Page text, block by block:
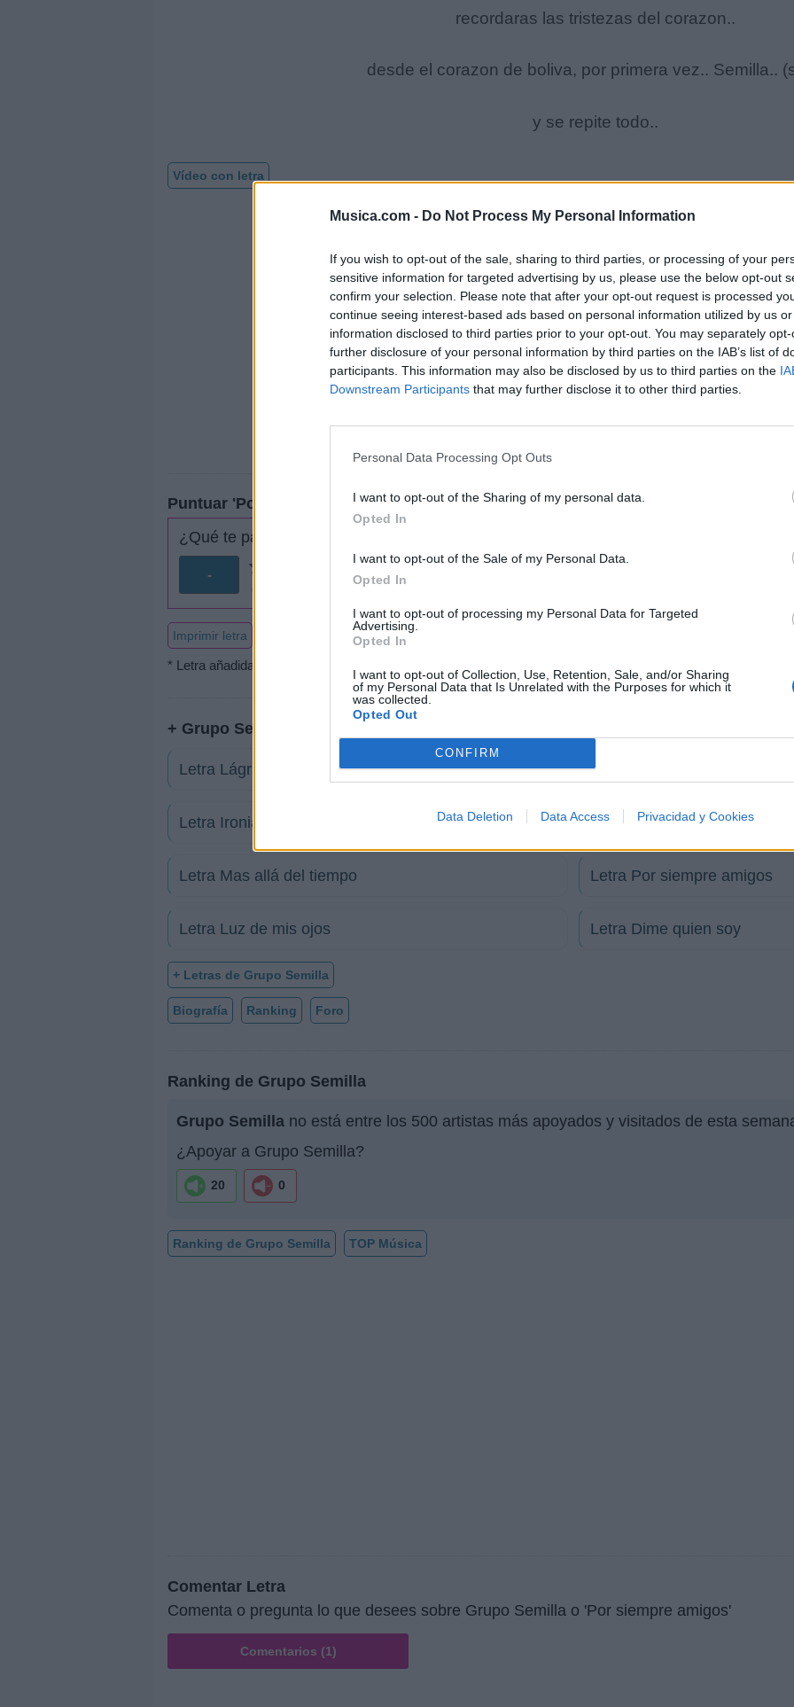
Musica.com - Do Not Process My Personal Information
If you wish to opt-out of the sale, sharing to third parties, or processing of your
sensitive information for targeted advertising by us, please use the below opt-out
confirm your selection. Please note that after your opt-out request is processed
continue seeing interest-based ads based on personal information utilized by us
information disclosed to third parties prior to your opt-out. You may separately
further disclosure of your personal information by third parties on the IAB’s list of
participants. This information may also be disclosed by us to third parties on the
Downstream Participants that may further disclose it to other third parties.
Personal Data Processing Opt Outs
I want to opt-out of the Sharing of my personal data.
Opted In
I want to opt-out of the Sale of my Personal Data.
Opted In
I want to opt-out of processing my Personal Data for Targeted
Advertising.
Opted In
I want to opt-out of Collection, Use, Retention, Sale, and/or Sharing
of my Personal Data that Is Unrelated with the Purposes for which it
was collected.
Opted Out
CONFIRM
Data Deletion Data Access Privacidad y Cookies
recordaras las tristezas del corazon..
desde el corazon de boliva, por primera vez.. Semilla..
y se repite todo..
Vídeo con letra
Puntuar 'Por siempre amigos'
¿Qué te parece esta canción?
-
Imprimir letra
* Letra añadida por
+ Grupo Semilla
Letra Lágrimas de dolor Letra Despues de mi
Letra Ironias Letra El ciclon
Letra Mas allá del tiempo Letra Por siempre amigos
Letra Luz de mis ojos Letra Dime quien soy
+ Letras de Grupo Semilla
Biografía Ranking Foro
Ranking de Grupo Semilla
Grupo Semilla no está entre los 500 artistas más apoyados y visitados de esta
¿Apoyar a Grupo Semilla?
20 0
Ranking de Grupo Semilla TOP Música
Comentar Letra
Comenta o pregunta lo que desees sobre Grupo Semilla o 'Por siempre amigos'
Comentarios (1)